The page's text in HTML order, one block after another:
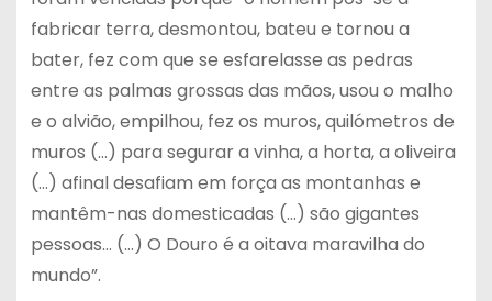
fabricar terra, desmontou, bateu e tornou a
bater, fez com que se esfarelasse as pedras
entre as palmas grossas das mãos, usou o malho
e o alvião, empilhou, fez os muros, quilómetros de
muros (…) para segurar a vinha, a horta, a oliveira
(…) afinal desafiam em força as montanhas e
mantêm-nas domesticadas (…) são gigantes
pessoas… (…) O Douro é a oitava maravilha do
mundo”.